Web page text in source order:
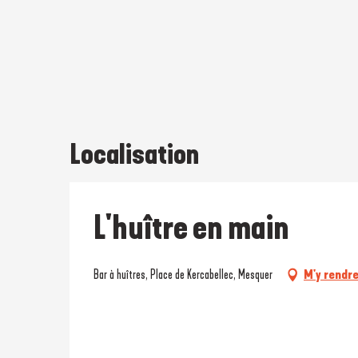
Localisation
L'huître en main
Bar à huîtres, Place de Kercabellec, Mesquer M'y rendre